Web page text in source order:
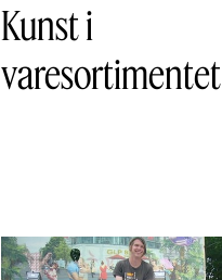
Kunst i
varesortimentet